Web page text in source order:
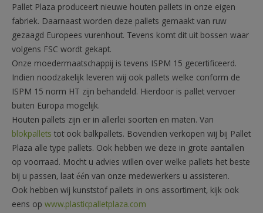
Pallet Plaza produceert nieuwe houten pallets in onze eigen
fabriek. Daarnaast worden deze pallets gemaakt van ruw
gezaagd Europees vurenhout. Tevens komt dit uit bossen waar
volgens FSC wordt gekapt.
Onze moedermaatschappij is tevens ISPM 15 gecertificeerd.
Indien noodzakelijk leveren wij ook pallets welke conform de
ISPM 15 norm HT zijn behandeld. Hierdoor is pallet vervoer
buiten Europa mogelijk.
Houten pallets zijn er in allerlei soorten en maten. Van
blokpallets tot ook balkpallets. Bovendien verkopen wij bij Pallet
Plaza alle type pallets. Ook hebben we deze in grote aantallen
op voorraad. Mocht u advies willen over welke pallets het beste
bij u passen, laat één van onze medewerkers u assisteren.
Ook hebben wij kunststof pallets in ons assortiment, kijk ook
eens op www.plasticpalletplaza.com